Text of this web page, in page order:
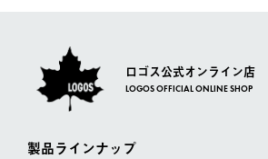
ロゴス公式オンライン店
LOGOS OFFICIAL ONLINE SHOP
製品ラインナップ